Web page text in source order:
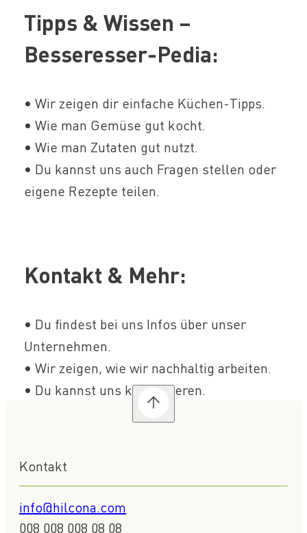
Tipps & Wissen –
Besseresser-Pedia:
• Wir zeigen dir einfache Küchen-Tipps.
• Wie man Gemüse gut kocht.
• Wie man Zutaten gut nutzt.
• Du kannst uns auch Fragen stellen oder
eigene Rezepte teilen.
Kontakt & Mehr:
• Du findest bei uns Infos über unser
Unternehmen.
• Wir zeigen, wie wir nachhaltig arbeiten.
• Du kannst uns kontaktieren.
Kontakt
info@hilcona.com
008 008 008 08 08